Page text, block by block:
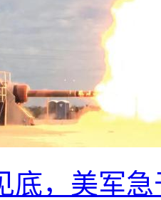
底，美军